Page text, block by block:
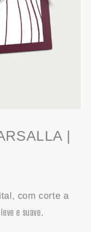
|
com corte a
e suave.